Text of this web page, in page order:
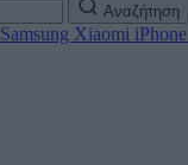
Αναζήτηση
Samsung Xiaomi iPhone